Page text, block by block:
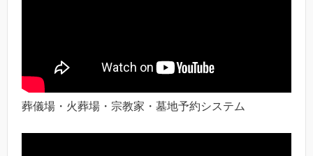
葬儀場・火葬場・宗教家・墓地予約システム